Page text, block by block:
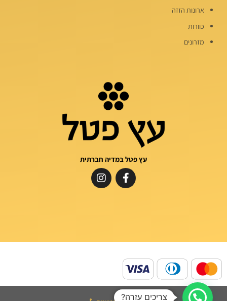
ארונות הזזה
כוורות
מזרונים
עץ פטל במדיה חברתית
צריכים עזרה?